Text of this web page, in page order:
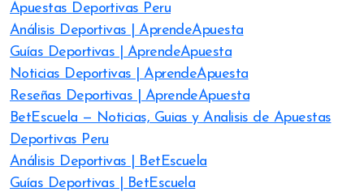
Apuestas Deportivas Peru
Análisis Deportivas | AprendeApuesta
Guías Deportivas | AprendeApuesta
Noticias Deportivas | AprendeApuesta
Reseñas Deportivas | AprendeApuesta
BetEscuela — Noticias, Guias y Analisis de Apuestas
Deportivas Peru
Análisis Deportivas | BetEscuela
Guías Deportivas | BetEscuela